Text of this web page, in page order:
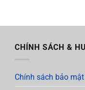
CHÍNH SÁCH &
Chính sách bảo mật